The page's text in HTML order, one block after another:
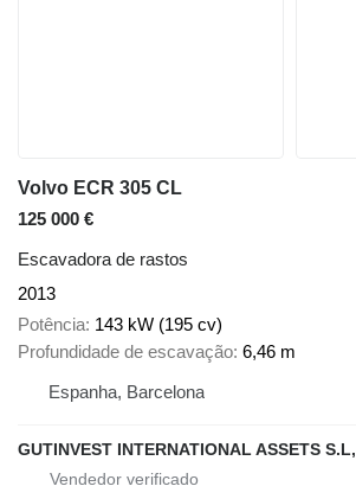
Volvo ECR 305 CL
125 000 €
Escavadora de rastos
2013
Potência 143 kW (195 cv)
Profundidade de escavação 6,46 m
Espanha, Barcelona
GUTINVEST INTERNATIONAL ASSETS S.L,